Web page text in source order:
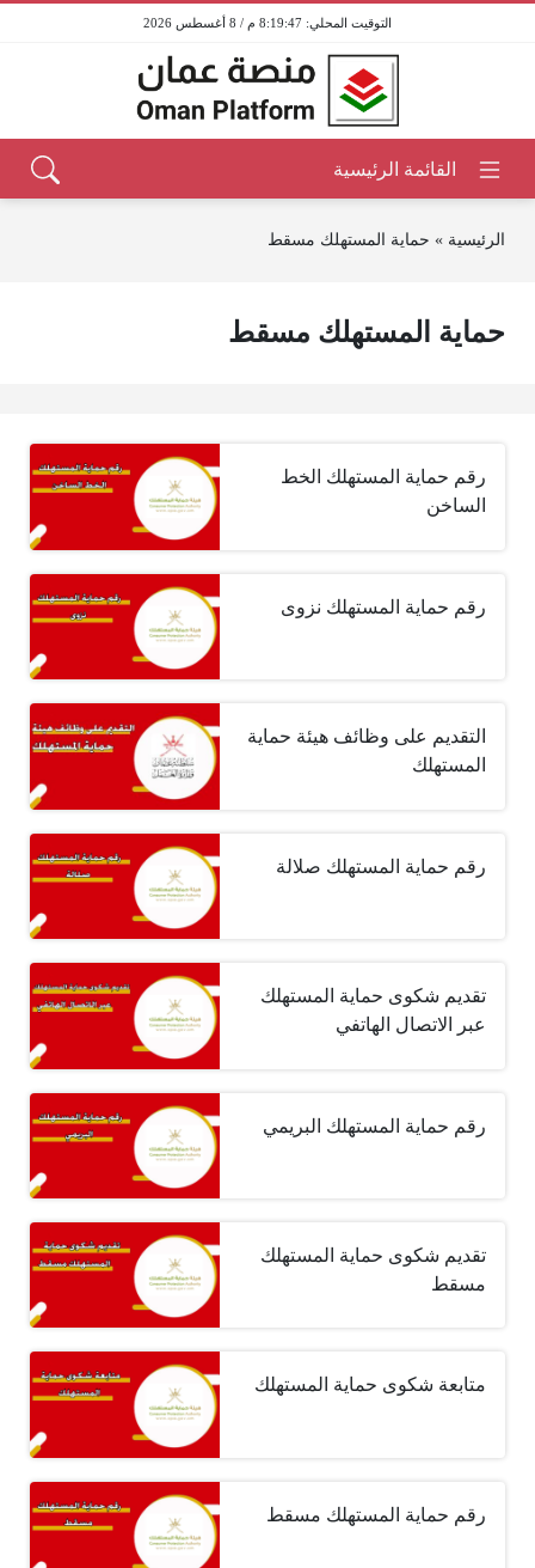
8:19:47 م / 8 أغسطس 2026
الرئيسية » حماية المستهلك مسقط
حماية المستهلك مسقط
رقم حماية المستهلك الخط
الساخن
رقم حماية المستهلك نزوى
التقديم على وظائف هيئة حماية
المستهلك
رقم حماية المستهلك صلالة
تقديم شكوى حماية المستهلك
عبر الاتصال الهاتفي
رقم حماية المستهلك البريمي
تقديم شكوى حماية المستهلك
مسقط
متابعة شكوى حماية المستهلك
رقم حماية المستهلك مسقط